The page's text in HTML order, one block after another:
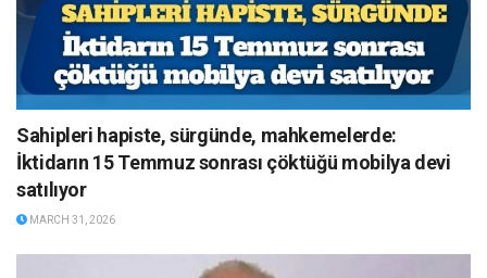
Sahipleri hapiste, sürgünde, mahkemelerde:
İktidarın 15 Temmuz sonrası çöktüğü mobilya devi
satılıyor
MARCH 31, 2026